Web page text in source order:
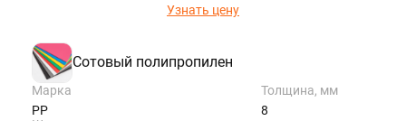
Узнать цену
Сотовый полипропилен
Марка
PP
Толщина, мм
8